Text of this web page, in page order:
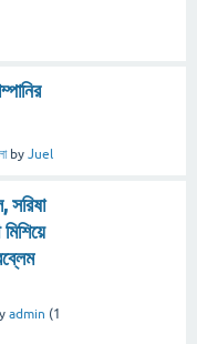
by Juel
সরিষা
admin (1